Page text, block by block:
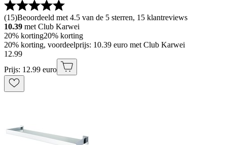
(15)Beoordeeld met 4.5 van de 5 sterren, 15 klantreviews
10.39 met Club Karwei
20% korting20% korting
20% korting, voordeelprijs: 10.39 euro met Club Karwei
12.99
Prijs: 12.99 euro